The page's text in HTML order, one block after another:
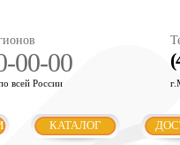
00-00
всей России
КАТАЛОГ